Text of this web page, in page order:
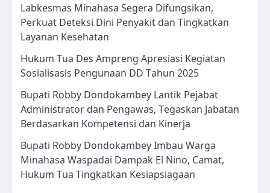
Labkesmas Minahasa Segera Difungsikan,
Perkuat Deteksi Dini Penyakit dan Tingkatkan
Layanan Kesehatan
Hukum Tua Des Ampreng Apresiasi Kegiatan
Sosialisasis Pengunaan DD Tahun 2025
Bupati Robby Dondokambey Lantik Pejabat
Administrator dan Pengawas, Tegaskan Jabatan
Berdasarkan Kompetensi dan Kinerja
Bupati Robby Dondokambey Imbau Warga
Minahasa Waspadai Dampak El Nino, Camat,
Hukum Tua Tingkatkan Kesiapsiagaan